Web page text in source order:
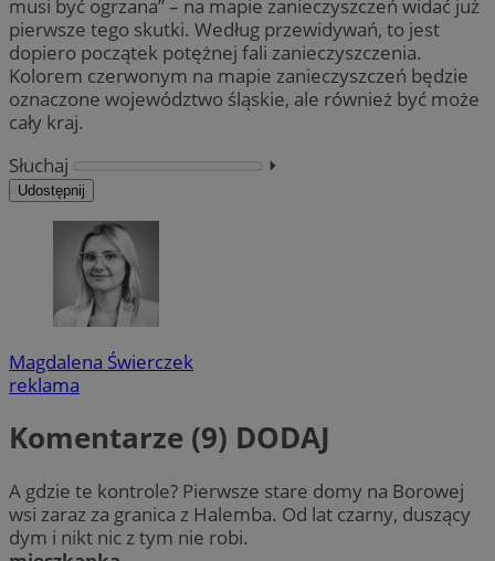
musi być ogrzana” – na mapie zanieczyszczeń widać już
pierwsze tego skutki. Według przewidywań, to jest
dopiero początek potężnej fali zanieczyszczenia.
Kolorem czerwonym na mapie zanieczyszczeń będzie
oznaczone województwo śląskie, ale również być może
cały kraj.
Słuchaj
⏵︎
Udostępnij
Magdalena Świerczek
reklama
Komentarze (9) DODAJ
A gdzie te kontrole? Pierwsze stare domy na Borowej
wsi zaraz za granica z Halemba. Od lat czarny, duszący
dym i nikt nic z tym nie robi.